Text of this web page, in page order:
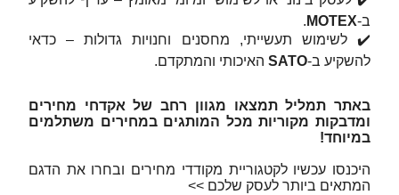
ב‑MOTEX
.
✔️ לשימוש תעשייתי, מחסנים וחנויות גדולות – כדאי
להשקיע ב‑SATO האיכותי והמתקדם.
באתר תמליל תמצאו מגוון רחב של אקדחי מחירים
ומדבקות מקוריות מכל המותגים במחירים משתלמים
במיוחד!
היכנסו עכשיו לקטגוריית מקודדי מחירים ובחרו את הדגם
המתאים ביותר לעסק שלכם >>